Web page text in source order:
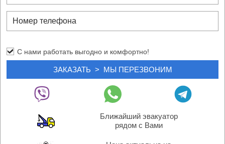
у
С нами работать выгодно и комфортно!
Ближайший эвакуатор
рядом с Вами